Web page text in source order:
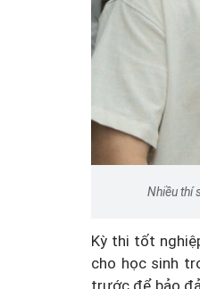
Nhiều thí
Kỳ thi tốt
cho học sinh
trước để bảo